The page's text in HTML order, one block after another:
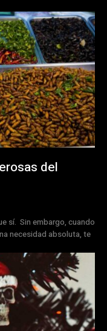
del
necesidad absoluta, te